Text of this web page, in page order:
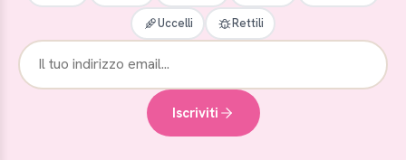
Uccelli Rettili
Iscriviti